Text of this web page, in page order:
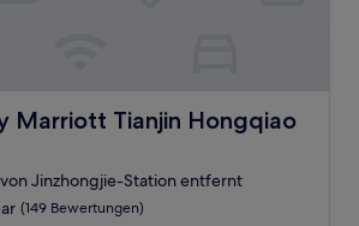
Marriott Tianjin Hongqiao
Tianjin Hongqiao
Jinzhongjie-Station entfernt
(149 Bewertungen)